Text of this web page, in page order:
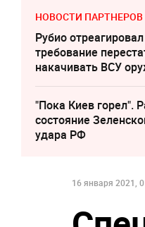
НОВОСТИ ПАРТНЕРОВ
Рубио
требование
накачивать ВСУ
"Пока Киев горел".
состояние
удара РФ
16 января 2021,